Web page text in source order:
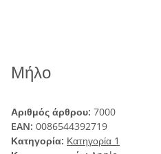
Μήλο
Αριθμός άρθρου: 7000
EAN: 0086544392719
Κατηγορία: Κατηγορία 1